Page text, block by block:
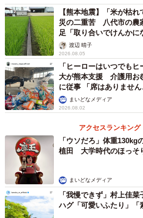
発生するエリア（九州地方）なので、
に心配です（30代 男性）
・近くに大きな川があり、川との高低
浸水が想像できるためです（40代 男性
・近くに川があること。最近ハザード
て、住んでいる家は1メートルくらい
います（50代 女性）
2位「地震による被害」
・地震が多い地域なので、家が崩れな
性）
・現在の住まいがある地区は水田だっ
た。そのため地震の際に液状化しない
・震度3程度の地震でも結構揺れを感
マンションではないので、実際に大規
【熊本地震】「米が枯
災の二重苦 八代市の農
足「取り合いでけんかに
渡辺 晴子
2026.08.05
「ヒーローはいつでも
大が熊本支援 介護用お
に従事 「席はありません
まいどなメディア
2026.08.02
アクセスランキング
「ウソだろ」体重130kg
植田 大学時代のほっそ
まいどなメディア
「我慢できず」村上佳
ハグ「可愛いふたり」「